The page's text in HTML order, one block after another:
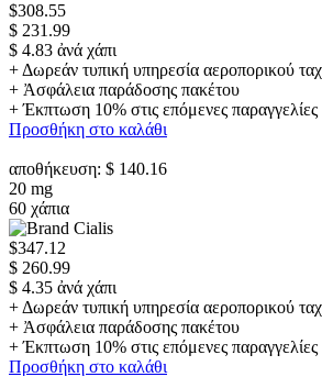
$308.55
$ 231.99
$ 4.83 ἀνά χάπι
+ Δωρεάν τυπική υπηρεσία αεροπορικού
+ Ἀσφάλεια παράδοσης πακέτου
+ Έκπτωση 10% στις επόμενες παραγγελίες
Προσθήκη στο καλάθι
αποθήκευση: $ 140.16
20 mg
60 χάπια
$347.12
$ 260.99
$ 4.35 ἀνά χάπι
+ Δωρεάν τυπική υπηρεσία αεροπορικού
+ Ἀσφάλεια παράδοσης πακέτου
+ Έκπτωση 10% στις επόμενες παραγγελίες
Προσθήκη στο καλάθι